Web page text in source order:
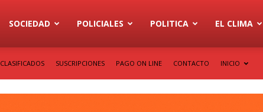
SOCIEDAD POLICIALES POLITICA EL CLIMA
CLASIFICADOS SUSCRIPCIONES PAGO ON LINE CONTACTO INICIO